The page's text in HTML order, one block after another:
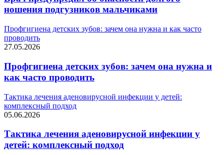
ношения подгузников мальчиками
Профгигиена детских зубов: зачем она нужна и как часто
проводить
27.05.2026
Профгигиена детских зубов: зачем она нужна и
как часто проводить
Тактика лечения аденовирусной инфекции у детей:
комплексный подход
05.06.2026
Тактика лечения аденовирусной инфекции у
детей: комплексный подход